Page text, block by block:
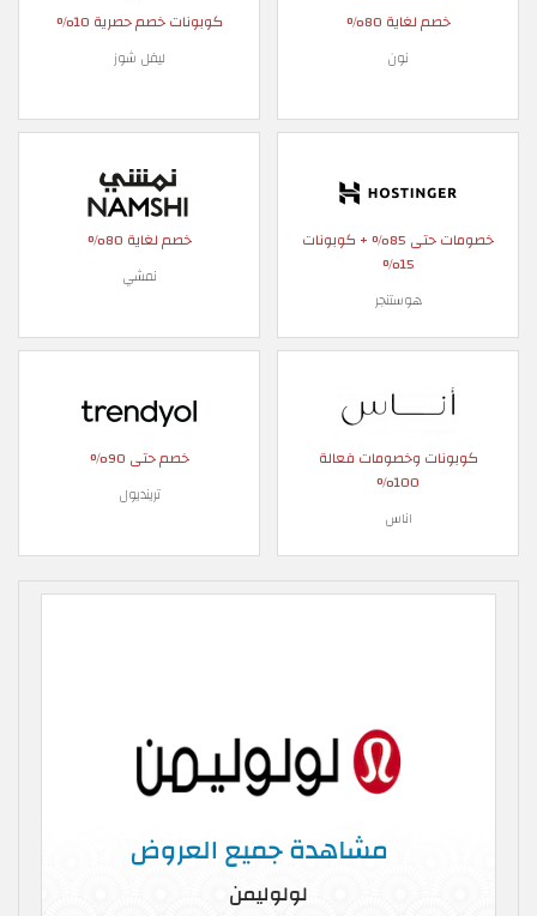
خصم لغاية 80%
نون
كوبونات خصم حصرية 10%
ليفل شوز
خصومات حتى 85% + كوبونات
15%
هوستنجر
خصم لغاية 80%
نمشي
كوبونات وخصومات فعالة
100%
اناس
خصم حتى 90%
ترينديول